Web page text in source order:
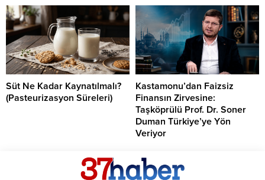
Süt Ne Kadar Kaynatılmalı?
(Pasteurizasyon Süreleri)
Kastamonu’dan Faizsiz
Finansın Zirvesine:
Taşköprülü Prof. Dr. Soner
Duman Türkiye’ye Yön
Veriyor